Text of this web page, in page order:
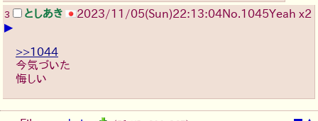
3 としあき 2023/11/05(Sun)22:13:04No.1045Yeah x2
▶
>>1044
今気づいた
悔しい